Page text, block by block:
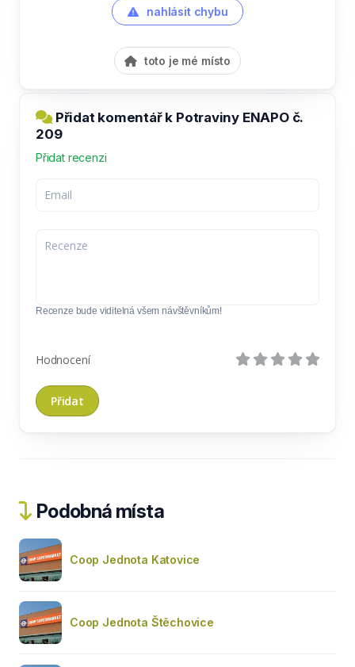
nahlásit chybu
toto je mé místo
Přidat komentář k Potraviny ENAPO č.
209
Přidat recenzi
Recenze bude viditelná všem návštěvníkům!
Hodnocení
Podobná místa
Coop Jednota Katovice
Coop Jednota Štěchovice